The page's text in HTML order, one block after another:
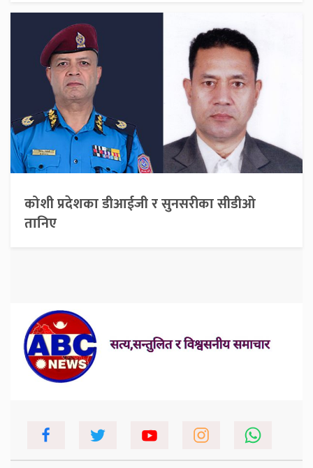
कोशी प्रदेशका डीआईजी र सुनसरीका सीडीओ
तानिए